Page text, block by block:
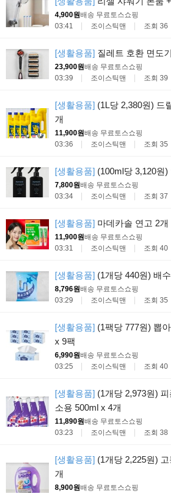
4,900원배송 무료토스쇼핑
03:41
조이스틱맨 조회 36
[생활용품] 질레트 호환 면도
23,900원배송 무료토스쇼핑
03:39
조이스틱맨 조회 39
[생활용품] (1L당 2,380원) 드
개
11,900원배송 무료토스쇼핑
03:36
조이스틱맨 조회 35
[생활용품] (100ml당 3,120원
7,800원배송 무료토스쇼핑
03:34
조이스틱맨 조회 37
[생활용품] 마데카솔 연고 2
11,900원배송 무료토스쇼핑
03:31
조이스틱맨 조회 40
[생활용품] (1개당 440원) 배
8,796원배송 무료토스쇼핑
03:29
조이스틱맨 조회 35
[생활용품] (1팩당 777원) 뽑
x 9팩
6,990원배송 무료토스쇼핑
03:25
조이스틱맨 조회 40
[생활용품] (1개당 2,973원)
소용 500ml x 4개
11,890원배송 무료토스쇼핑
03:23
조이스틱맨 조회 38
[생활용품] (1개당 2,225원)
개
8,900원배송 무료토스쇼핑